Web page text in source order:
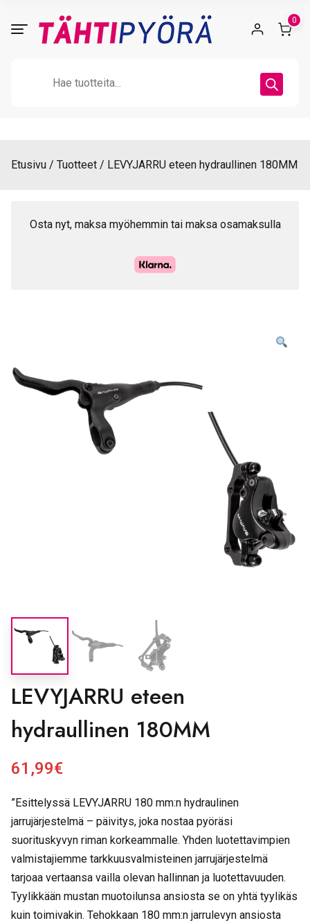
0
Etusivu Tuotteet LEVYJARRU eteen hydraullinen 180MM
Osta nyt, maksa myöhemmin tai maksa osamaksulla
LEVYJARRU eteen
hydraullinen 180MM
61,99€
”Esittelyssä LEVYJARRU 180 mm:n hydraulinen
jarrujärjestelmä – päivitys, joka nostaa pyöräsi
suorituskyvyn riman korkeammalle. Yhden luotettavimpien
valmistajiemme tarkkuusvalmisteinen jarrujärjestelmä
tarjoaa vertaansa vailla olevan hallinnan ja luotettavuuden.
Tyylikkään mustan muotoilunsa ansiosta se on yhtä tyylikäs
kuin toimivakin. Tehokkaan 180 mm:n jarrulevyn ansiosta